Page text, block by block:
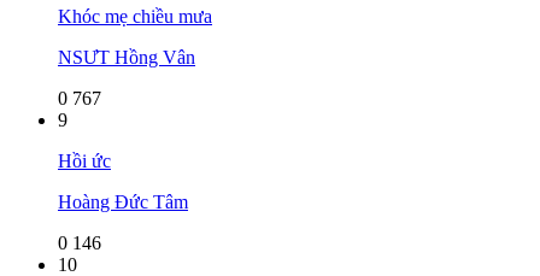
Khóc mẹ chiều mưa
NSƯT Hồng Vân
0 767
9
Hồi ức
Hoàng Đức Tâm
0 146
10